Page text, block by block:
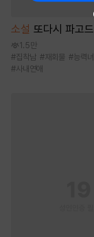
소설 또다시 파고
1.5만
#집착남 # 재회물 #능력녀
#사내연애